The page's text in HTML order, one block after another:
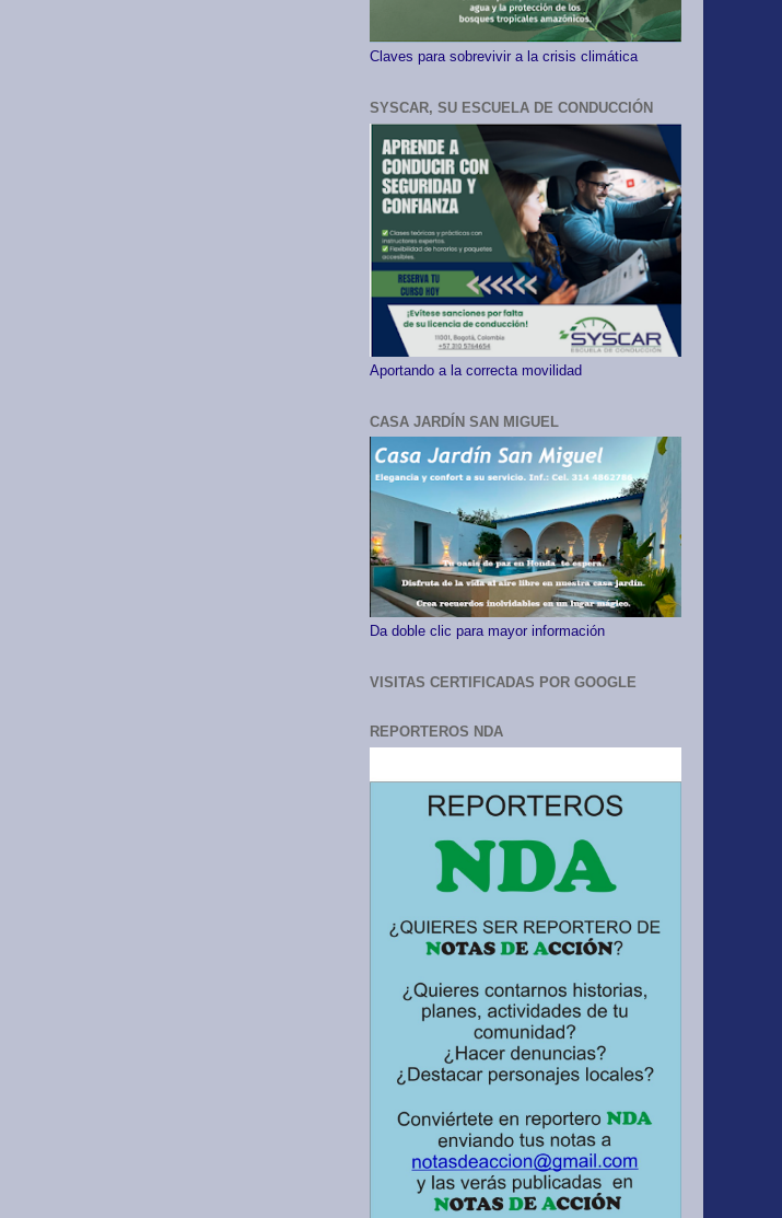
Claves para sobrevivir a la crisis climática
SYSCAR, SU ESCUELA DE CONDUCCIÓN
Aportando a la correcta movilidad
CASA JARDÍN SAN MIGUEL
Da doble clic para mayor información
VISITAS CERTIFICADAS POR GOOGLE
REPORTEROS NDA